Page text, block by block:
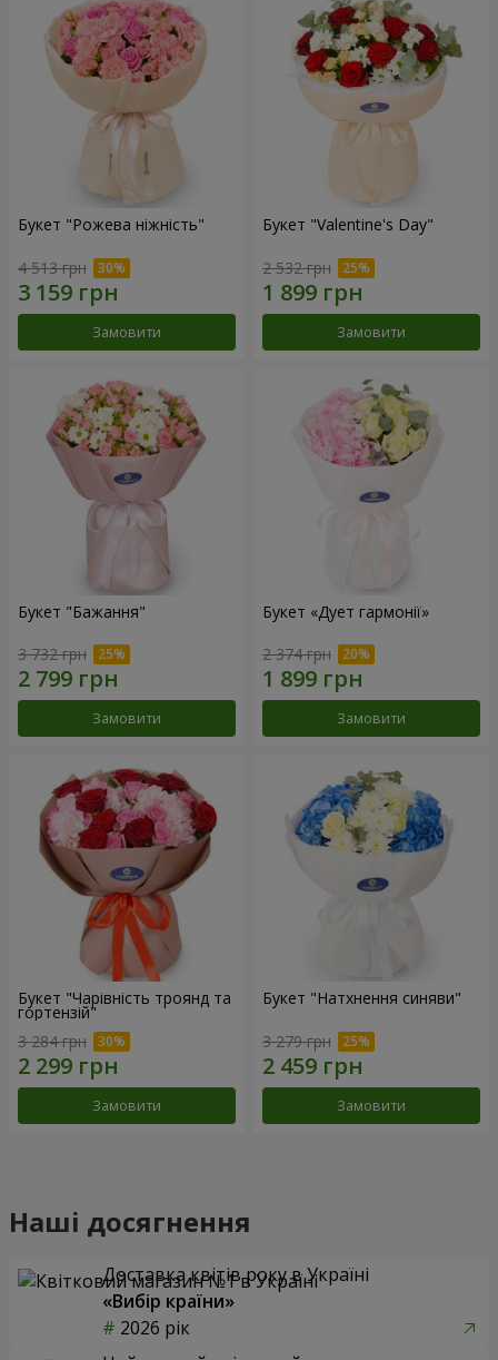
Букет "Рожева ніжність"
4 513 грн
Замовити
Букет "Valentine's Day"
2 532 грн
Замовити
Букет "Бажання"
3 732 грн
Замовити
Букет «Дует гармонії»
2 374 грн
Замовити
Букет "Чарівність троянд та
гортензій"
3 284 грн
Замовити
Букет "Натхнення синяви"
3 279 грн
Замовити
Наші досягнення
Доставка квітів року в Україні
«Вибір країни»
2026 рік